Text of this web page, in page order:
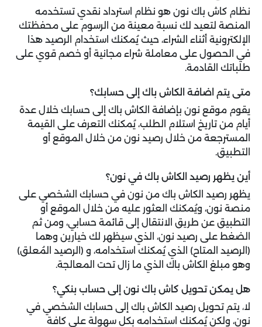
نظام كاش باك نون هو نظام استرداد نقدي تستخدمه
المنصة لتعيد لك نسبة معينة من الرسوم على محفظتك
الإلكترونية أثناء الشراء، حيث يُمكنك استخدام الرصيد هذا
في الحصول على معاملة شراء مجانية أو خصم قوي على
طلباتك القادمة.
متى يتم اضافة الكاش باك إلى حسابك؟
يقوم موقع نون بإضافة الكاش باك إلى حسابك خلال عدة
أيام من تاريخ استلام الطلب، يُمكنك التعرف على القيمة
المسترجعة من خلال رصيد نون من خلال الموقع أو
التطبيق.
أين يظهر رصيد الكاش باك في نون؟
يظهر رصيد الكاش باك من نون في حسابك الشخصي على
منصة نون، ويُمكنك العثور عليه من خلال الموقع أو
التطبيق عن طريق الانتقال إلى قائمة حسابي، ومن ثم
الضغط على رصيد نون، الذي سيظهر لك خيارين وهما
(الرصيد المتاح) الذي يُمكنك استخدامه، و (الرصيد المُعلق)
وهو مبلغ الكاش باك الذي ما زال تحت المعالجة.
هل يمكن تحويل كاش باك نون إلى حساب بنكي؟
لا، يتم تحويل رصيد الكاش باك إلى حسابك الشخصي في
نون، ولكن يُمكنك استخدامه بكل سهولة على كافة